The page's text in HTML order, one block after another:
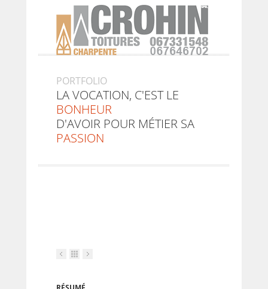
PORTFOLIO
LA VOCATION, C'EST LE
BONHEUR
D'AVOIR POUR MÉTIER SA
PASSION